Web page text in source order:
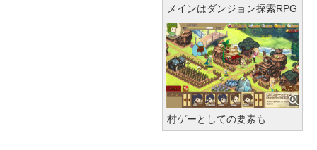
メインはダンジョン探索RPG
村ゲーとしての要素も